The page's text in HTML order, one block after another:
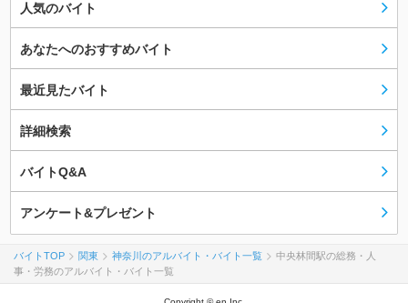
人気のバイト
あなたへのおすすめバイト
最近見たバイト
詳細検索
バイトQ&A
アンケート&プレゼント
バイトTOP 関東 神奈川のアルバイト・バイト一覧
中央林間駅の総務・人
事・労務のアルバイト・バイト一覧